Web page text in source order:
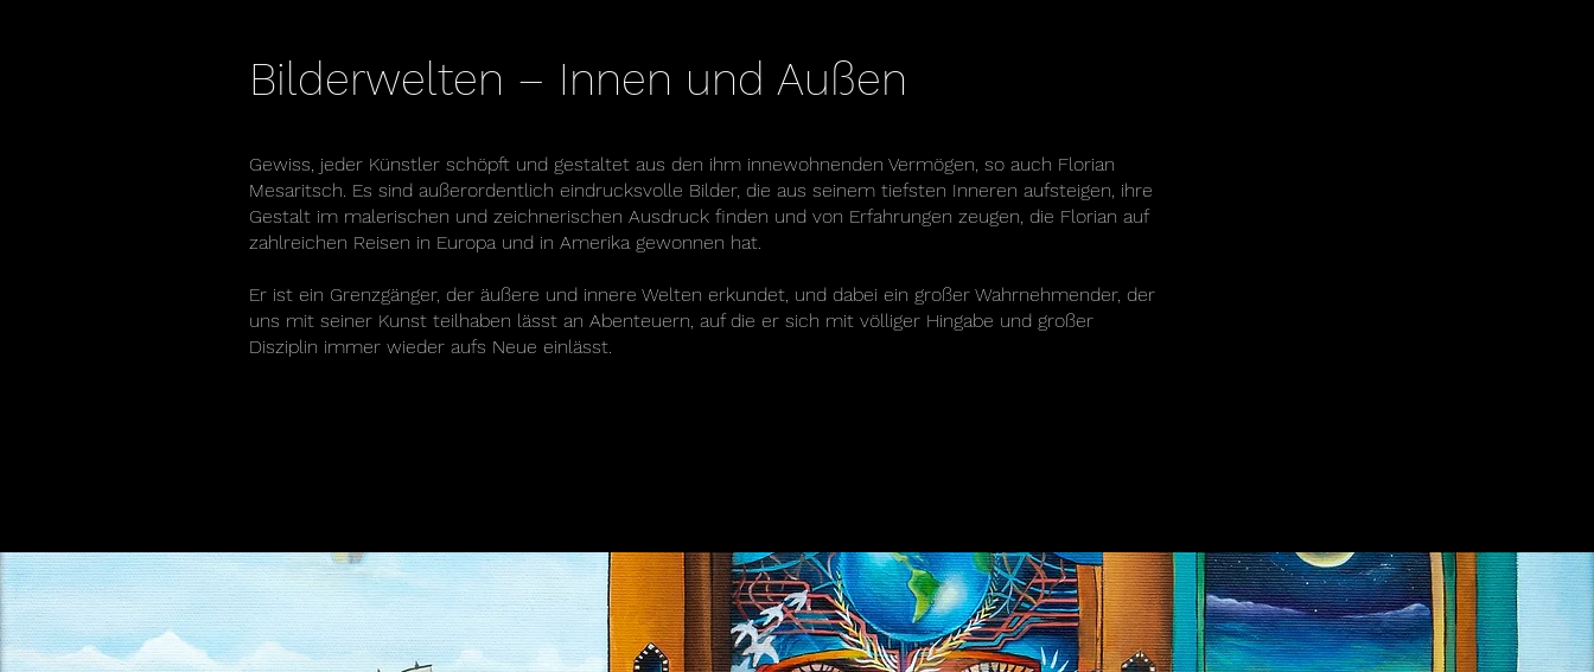
Bilderwelten – Innen und Außen
Gewiss, jeder Künstler schöpft und gestaltet aus den ihm innewohnenden Vermögen, so auch Florian
Mesaritsch. Es sind außerordentlich eindrucksvolle Bilder, die aus seinem tiefsten Inneren aufsteigen, ihre
Gestalt im malerischen und zeichnerischen Ausdruck finden und von Erfahrungen zeugen, die Florian auf
zahlreichen Reisen in Europa und in Amerika gewonnen hat.
Er ist ein Grenzgänger, der äußere und innere Welten erkundet, und dabei ein großer Wahrnehmender, der
uns mit seiner Kunst teilhaben lässt an Abenteuern, auf die er sich mit völliger Hingabe und großer
Disziplin immer wieder aufs Neue einlässt.